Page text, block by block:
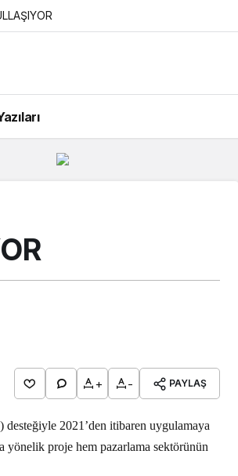
+ - PAYLAŞ
2021’den itibaren uygulamaya
yönelik proje hem pazarlama sektörünün